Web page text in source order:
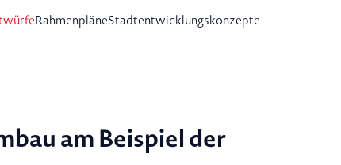
RahmenpläneStadtentwicklungskonzepte
am Beispiel der